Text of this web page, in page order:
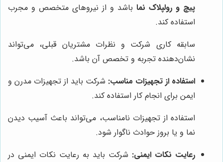
پیچ و رولپلاک نما باشد و از نیروهای متخصص و مجرب
استفاده کند.
سابقه کاری شرکت و نظرات مشتریان قبلی، می‌تواند
نشان‌دهنده تجربه و تخصص آن باشد.
استفاده از تجهیزات مناسب: شرکت باید از تجهیزات مدرن و
ایمن برای انجام کار استفاده کند.
استفاده از تجهیزات نامناسب، می‌تواند باعث آسیب دیدن
نما و یا بروز حوادث ناگوار شود.
رعایت نکات ایمنی: شرکت باید به رعایت نکات ایمنی در